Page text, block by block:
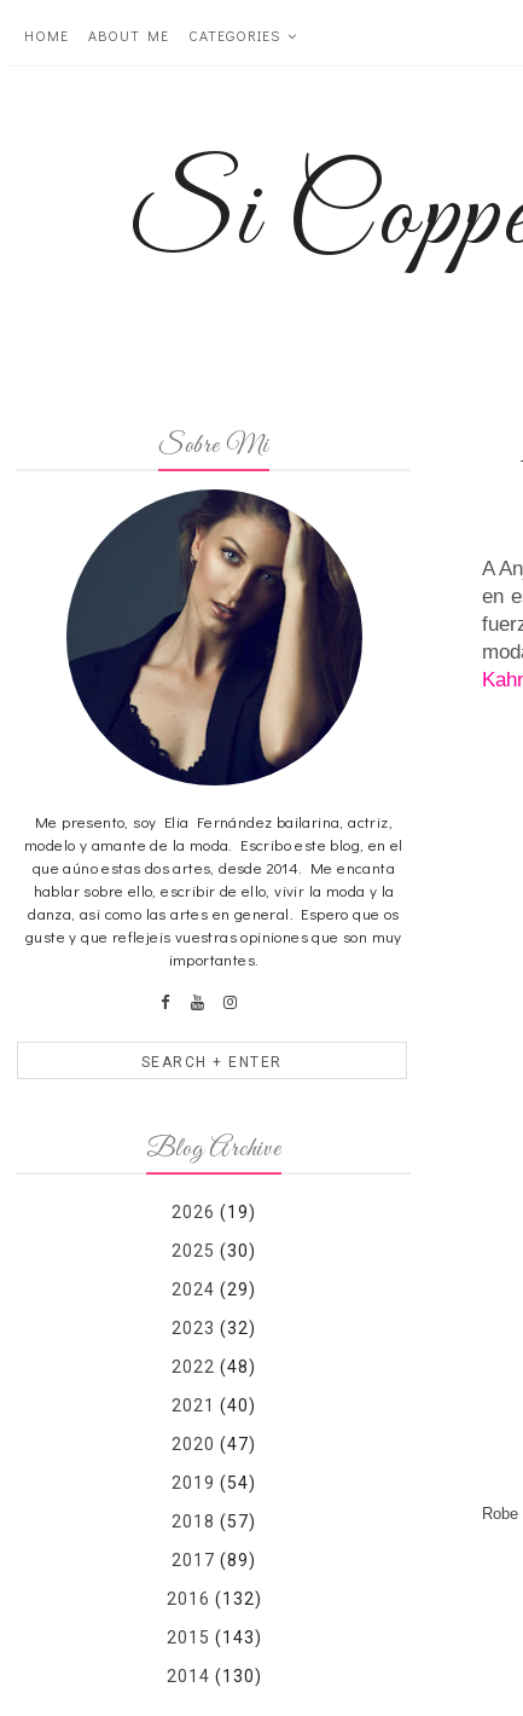
HOME ABOUT ME CATEGORIES
Si
A
en
Sobre Mi
Me presento, soy Elia Fernández bailarina, actriz,
modelo y amante de la moda. Escribo este blog, en el
que aúno estas dos artes, desde 2014. Me encanta
hablar sobre ello, escribir de ello, vivir la moda y la
danza, asi como las artes en general. Espero que os
guste y que reflejeis vuestras opiniones que son muy
importantes.
Blog Archive
2026 (19)
2025 (30)
2024 (29)
2023 (32)
2022 (48)
2021 (40)
2020 (47)
2019 (54)
2018 (57)
2017 (89)
2016 (132)
2015 (143)
2014 (130)